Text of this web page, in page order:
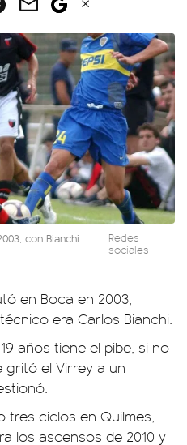
con Bianchi
Redes
sociales
en Boca en 2003,
era Carlos Bianchi.
años tiene el pibe, si no
gritó el Virrey a un
tres ciclos en Quilmes,
los ascensos de 2010 y